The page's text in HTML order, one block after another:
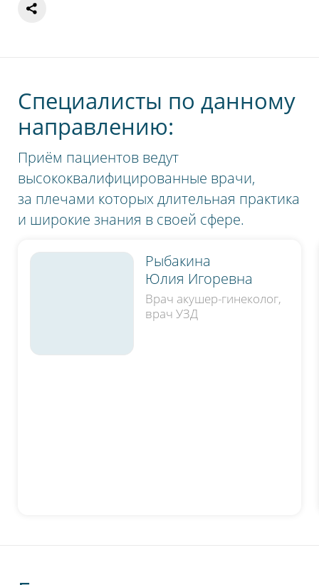
Специалисты по данному
направлению:
Приём пациентов ведут
высококвалифицированные врачи,
за плечами которых длительная практика
и широкие знания в своей сфере.
Рыбакина
Юлия Игоревна
Врач акушер-гинеколог,
врач УЗД
шкале общее впечатление от визита
Нажимая на кнопку, я даю согласие на обработку